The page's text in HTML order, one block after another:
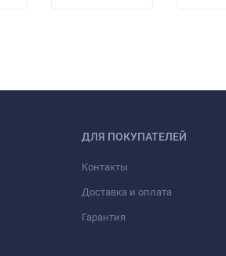
ДЛЯ ПОКУПАТЕЛЕЙ
Контакты
Доставка и оплата
Гарантия